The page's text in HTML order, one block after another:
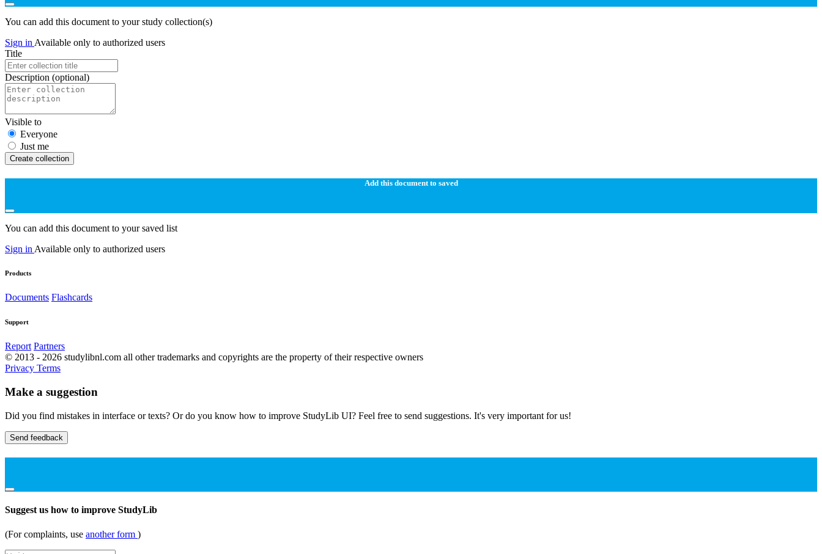
You can add this document to your study collection(s)
Sign in Available only to authorized users
Title
Description (optional)
Visible to
Everyone
Just me
Create collection
Add this document to saved
You can add this document to your saved list
Sign in Available only to authorized users
Products
Documents Flashcards
Support
Report Partners
© 2013 - 2026 studylibnl.com all other trademarks and copyrights are the property of their respective owners
Privacy Terms
Make a suggestion
Did you find mistakes in interface or texts? Or do you know how to improve StudyLib UI? Feel free to send suggestions. It's very important for us!
Send feedback
Suggest us how to improve StudyLib
(For complaints, use another form )